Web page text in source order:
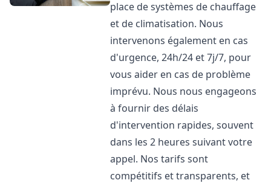
place de systèmes de chauffage
et de climatisation. Nous
intervenons également en cas
d'urgence, 24h/24 et 7j/7, pour
vous aider en cas de problème
imprévu. Nous nous engageons
à fournir des délais
d'intervention rapides, souvent
dans les 2 heures suivant votre
appel. Nos tarifs sont
compétitifs et transparents, et